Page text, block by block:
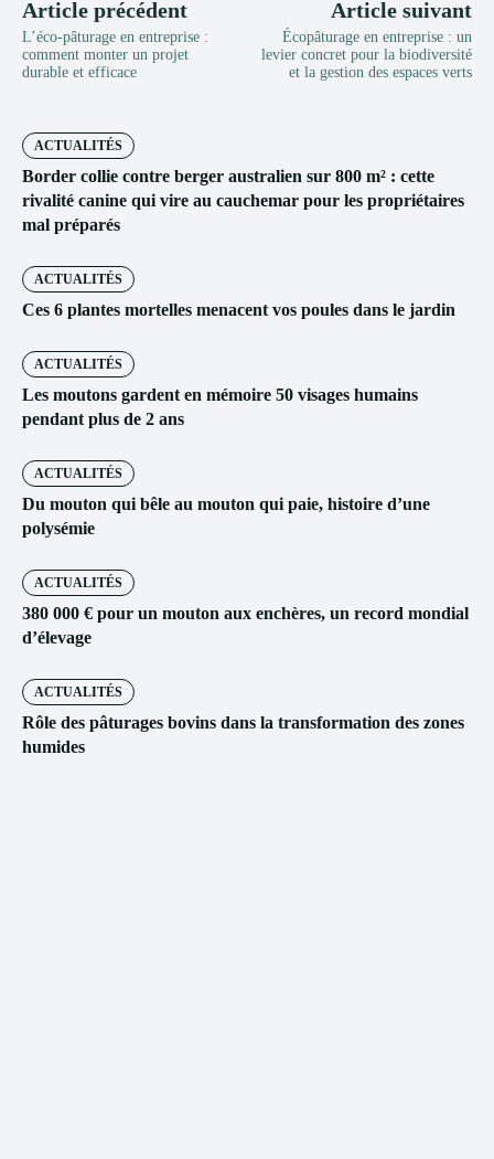
Article précédent
L’éco-pâturage en entreprise :
comment monter un projet
durable et efficace
Article suivant
Écopâturage en entreprise : un
levier concret pour la biodiversité
et la gestion des espaces verts
ACTUALITÉS
Border collie contre berger australien sur 800 m² : cette
rivalité canine qui vire au cauchemar pour les propriétaires
mal préparés
ACTUALITÉS
Ces 6 plantes mortelles menacent vos poules dans le jardin
ACTUALITÉS
Les moutons gardent en mémoire 50 visages humains
pendant plus de 2 ans
ACTUALITÉS
Du mouton qui bêle au mouton qui paie, histoire d’une
polysémie
ACTUALITÉS
380 000 € pour un mouton aux enchères, un record mondial
d’élevage
ACTUALITÉS
Rôle des pâturages bovins dans la transformation des zones
humides